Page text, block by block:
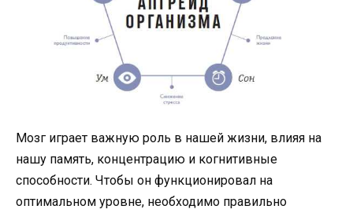
Мозг играет важную роль в нашей жизни, влияя на
нашу память, концентрацию и когнитивные
способности. Чтобы он функционировал на
оптимальном уровне, необходимо правильно